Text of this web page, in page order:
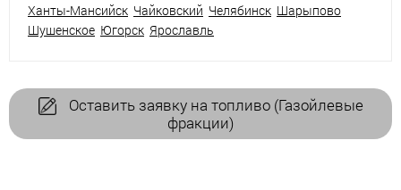
Ханты-Мансийск Чайковский Челябинск Шарыпово
Шушенское Югорск Ярославль
Оставить заявку на топливо (Газойлевые
фракции)